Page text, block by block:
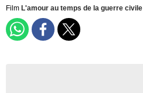
Film L'amour au temps de la guerre civile